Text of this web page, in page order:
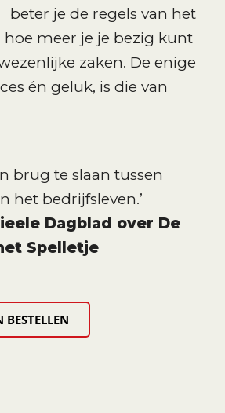
beter je de regels van het
hoe meer je je bezig kunt
zaken. De enige
én geluk, is die van
brug te slaan tussen
het bedrijfsleven.’
Dagblad over De
Spelletje
BESTELLEN